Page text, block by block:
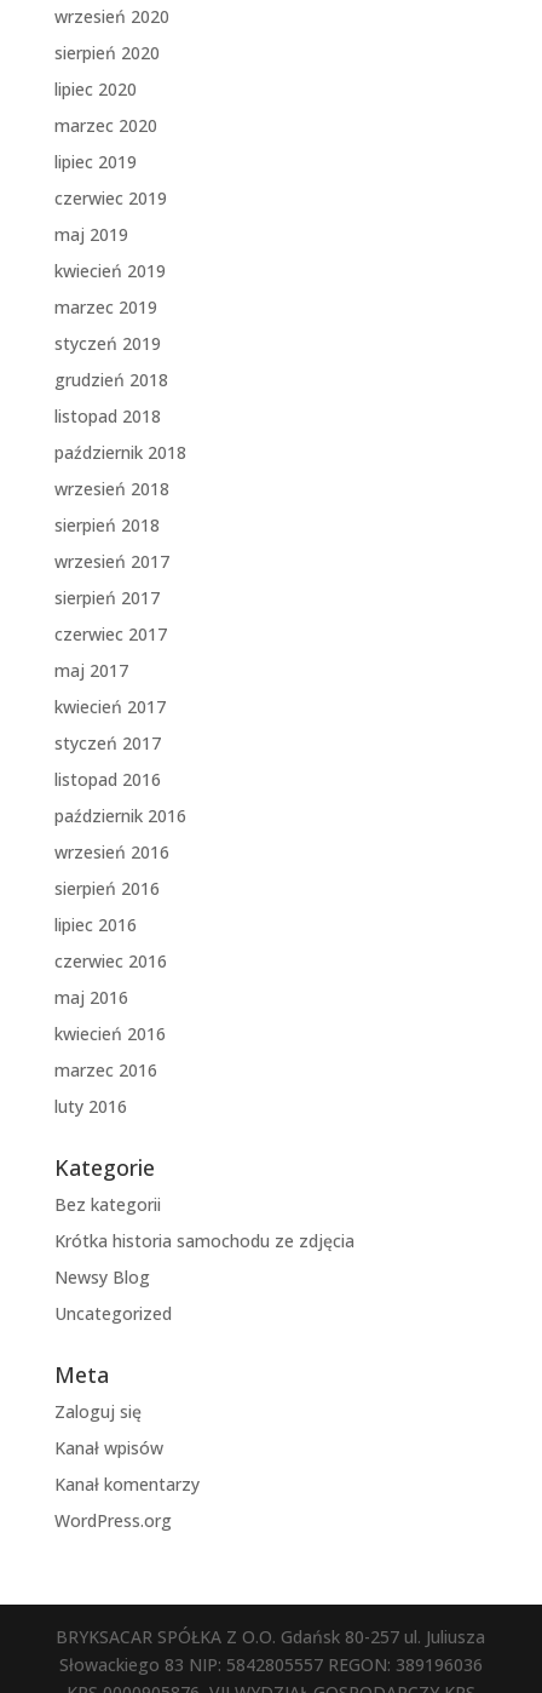
wrzesień 2020
sierpień 2020
lipiec 2020
marzec 2020
lipiec 2019
czerwiec 2019
maj 2019
kwiecień 2019
marzec 2019
styczeń 2019
grudzień 2018
listopad 2018
październik 2018
wrzesień 2018
sierpień 2018
wrzesień 2017
sierpień 2017
czerwiec 2017
maj 2017
kwiecień 2017
styczeń 2017
listopad 2016
październik 2016
wrzesień 2016
sierpień 2016
lipiec 2016
czerwiec 2016
maj 2016
kwiecień 2016
marzec 2016
luty 2016
Kategorie
Bez kategorii
Krótka historia samochodu ze zdjęcia
Newsy Blog
Uncategorized
Meta
Zaloguj się
Kanał wpisów
Kanał komentarzy
WordPress.org
BRYKSACAR SPÓŁKA Z O.O. Gdańsk 80-257 ul. Juliusza
Słowackiego 83 NIP: 5842805557 REGON: 389196036